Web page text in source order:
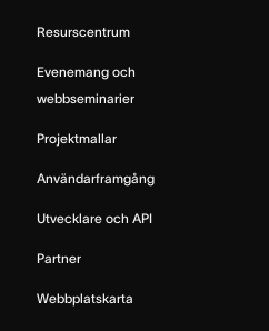
Resurscentrum
Evenemang och
webbseminarier
Projektmallar
Användarframgång
Utvecklare och API
Partner
Webbplatskarta